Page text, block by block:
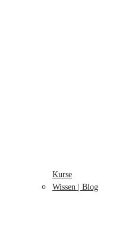
Kurse
Wissen | Blog